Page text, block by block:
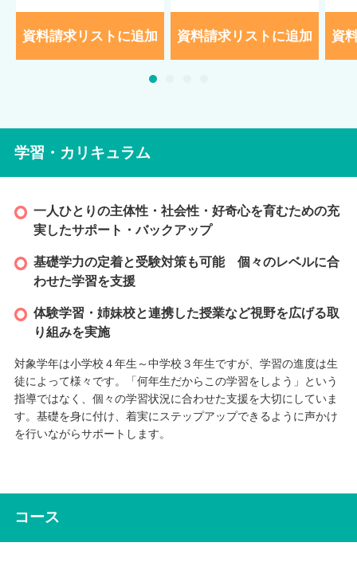
資料請求リストに追加 資料請求リストに追加 資
学習・カリキュラム
一人ひとりの主体性・社会性・好奇心を育むための充
実したサポート・バックアップ
基礎学力の定着と受験対策も可能 個々のレベルに合
わせた学習を支援
体験学習・姉妹校と連携した授業など視野を広げる取
り組みを実施
対象学年は小学校４年生～中学校３年生ですが、学習の進度は生
徒によって様々です。「何年生だからこの学習をしよう」という
指導ではなく、個々の学習状況に合わせた支援を大切にしていま
す。基礎を身に付け、着実にステップアップできるように声かけ
を行いながらサポートします。
コース